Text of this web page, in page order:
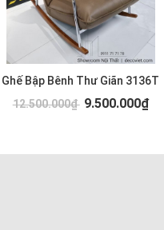
Ghế Bập Bênh Thư Giãn 3136T
12.500.000₫ 9.500.000₫